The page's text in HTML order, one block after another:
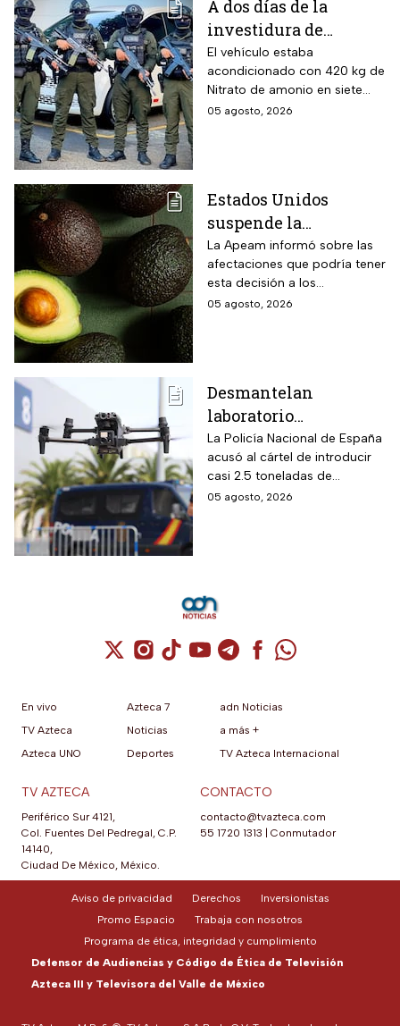
A dos días de la
investidura de
Abelardo de la
Espriella, desactivan
autobús bomba cerca
de Cali
El vehículo estaba
acondicionado con 420 kg de
Nitrato de amonio en siete
cilindros y presuntamente lo
05 agosto, 2026
Estados Unidos
suspende la
importación de
aguacate de
Michoacán por alerta
de seguridad
La Apeam informó sobre las
afectaciones que podría tener
esta decisión a los
trabajadores y la industria
05 agosto, 2026
Desmantelan
laboratorio
clandestino del CJNG
en Cataluña, España;
detienen a 13
personas
La Policía Nacional de España
acusó al cártel de introducir
casi 2.5 toneladas de
metanfetaminas procedente
05 agosto, 2026
Cuenta de X / Twitter (se abre en una
Cuenta de Instagram (se abre en una
Cuenta de TikTok (se abre en
Cuenta de YouTube (se abre
Cuenta de Telegram (se
Cuenta de
Cuenta de
En vivo
TV Azteca
Azteca UNO
Azteca 7
Noticias
Deportes
adn Noticias
a más +
TV Azteca Internacional
TV AZTECA
Periférico Sur 4121,
Col. Fuentes Del Pedregal, C.P.
14140,
Ciudad De México, México.
CONTACTO
contacto@tvazteca.com
55 1720 1313
Conmutador
Aviso de privacidad Derechos
Inversionistas
Promo Espacio
Trabaja con nosotros
Programa de ética, integridad y cumplimiento
Defensor de Audiencias y Código de Ética de Televisión
Azteca III y Televisora del Valle de México